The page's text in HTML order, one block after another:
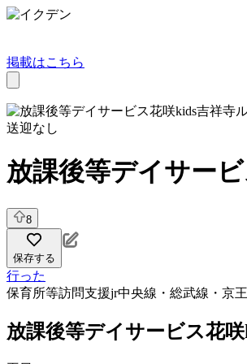
掲載はこちら
送迎なし
放課後等デイサー
8
保存する
行った
保育所等訪問支援jr中央線・総武線・京
放課後等デイサービス花